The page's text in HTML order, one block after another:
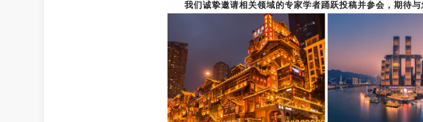
我们诚挚邀请相关领域的专家学者踊跃投稿并参会，期待与